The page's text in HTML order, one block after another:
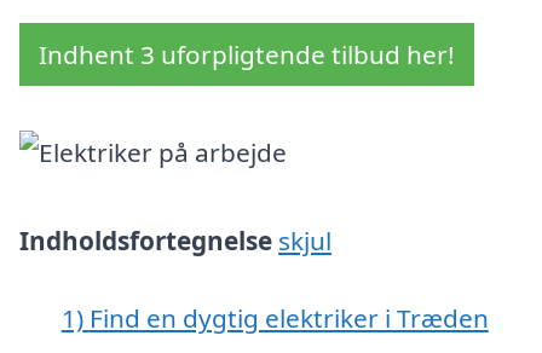
Indhent 3 uforpligtende tilbud her!
Indholdsfortegnelse skjul
1) Find en dygtig elektriker i Træden